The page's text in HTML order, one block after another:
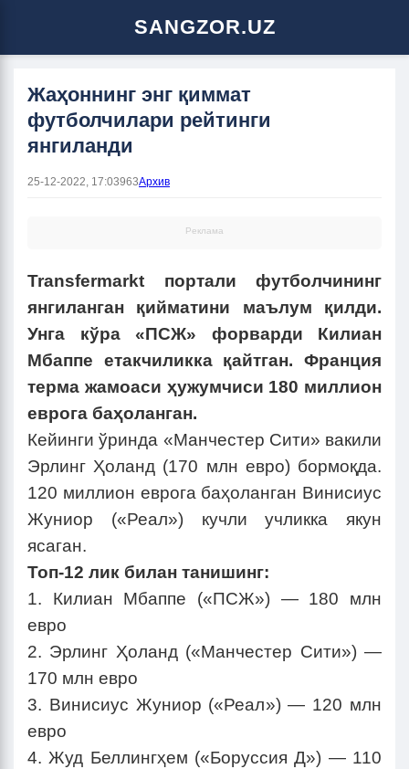
SANGZOR.UZ
Жаҳоннинг энг қиммат
футболчилари рейтинги
янгиланди
25-12-2022, 17:03963Архив
Реклама
Transfermarkt портали футболчининг
янгиланган қийматини маълум қилди.
Унга кўра «ПСЖ» форварди Килиан
Мбаппе етакчиликка қайтган. Франция
терма жамоаси ҳужумчиси 180 миллион
еврога баҳоланган.
Кейинги ўринда «Манчестер Сити» вакили
Эрлинг Ҳоланд (170 млн евро) бормоқда.
120 миллион еврога баҳоланган Винисиус
Жуниор («Реал») кучли учликка якун
ясаган.
Топ-12 лик билан танишинг:
1. Килиан Мбаппе («ПСЖ») — 180 млн
евро
2. Эрлинг Ҳоланд («Манчестер Сити») —
170 млн евро
3. Винисиус Жуниор («Реал») — 120 млн
евро
4. Жуд Беллингҳем («Боруссия Д») — 110